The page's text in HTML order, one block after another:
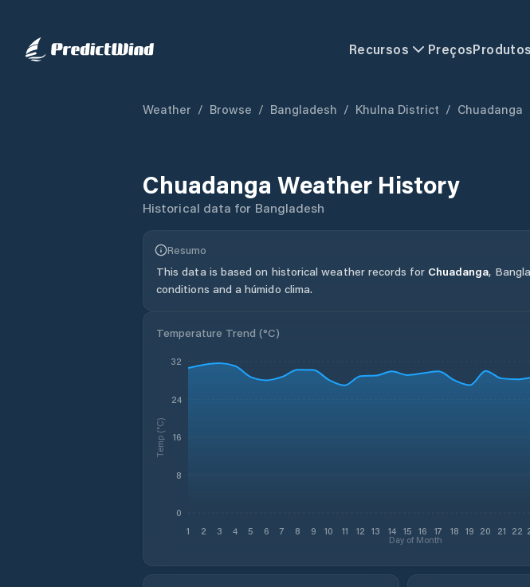
Recursos PreçosProdutos
Weather / Browse / Bangladesh / Khulna District / Chuadanga
Chuadanga Weather History
Historical data for Bangladesh
Resumo
This data is based on historical weather records for Chuadanga,
conditions and a húmido clima.
Temperature Trend (°C)
1 2 3 4 5 6 7 8 9 10 11 12 13 14 15 16 17 18 19 20 21 22
Day of Month
0
8
16
24
32
Temp (°C)